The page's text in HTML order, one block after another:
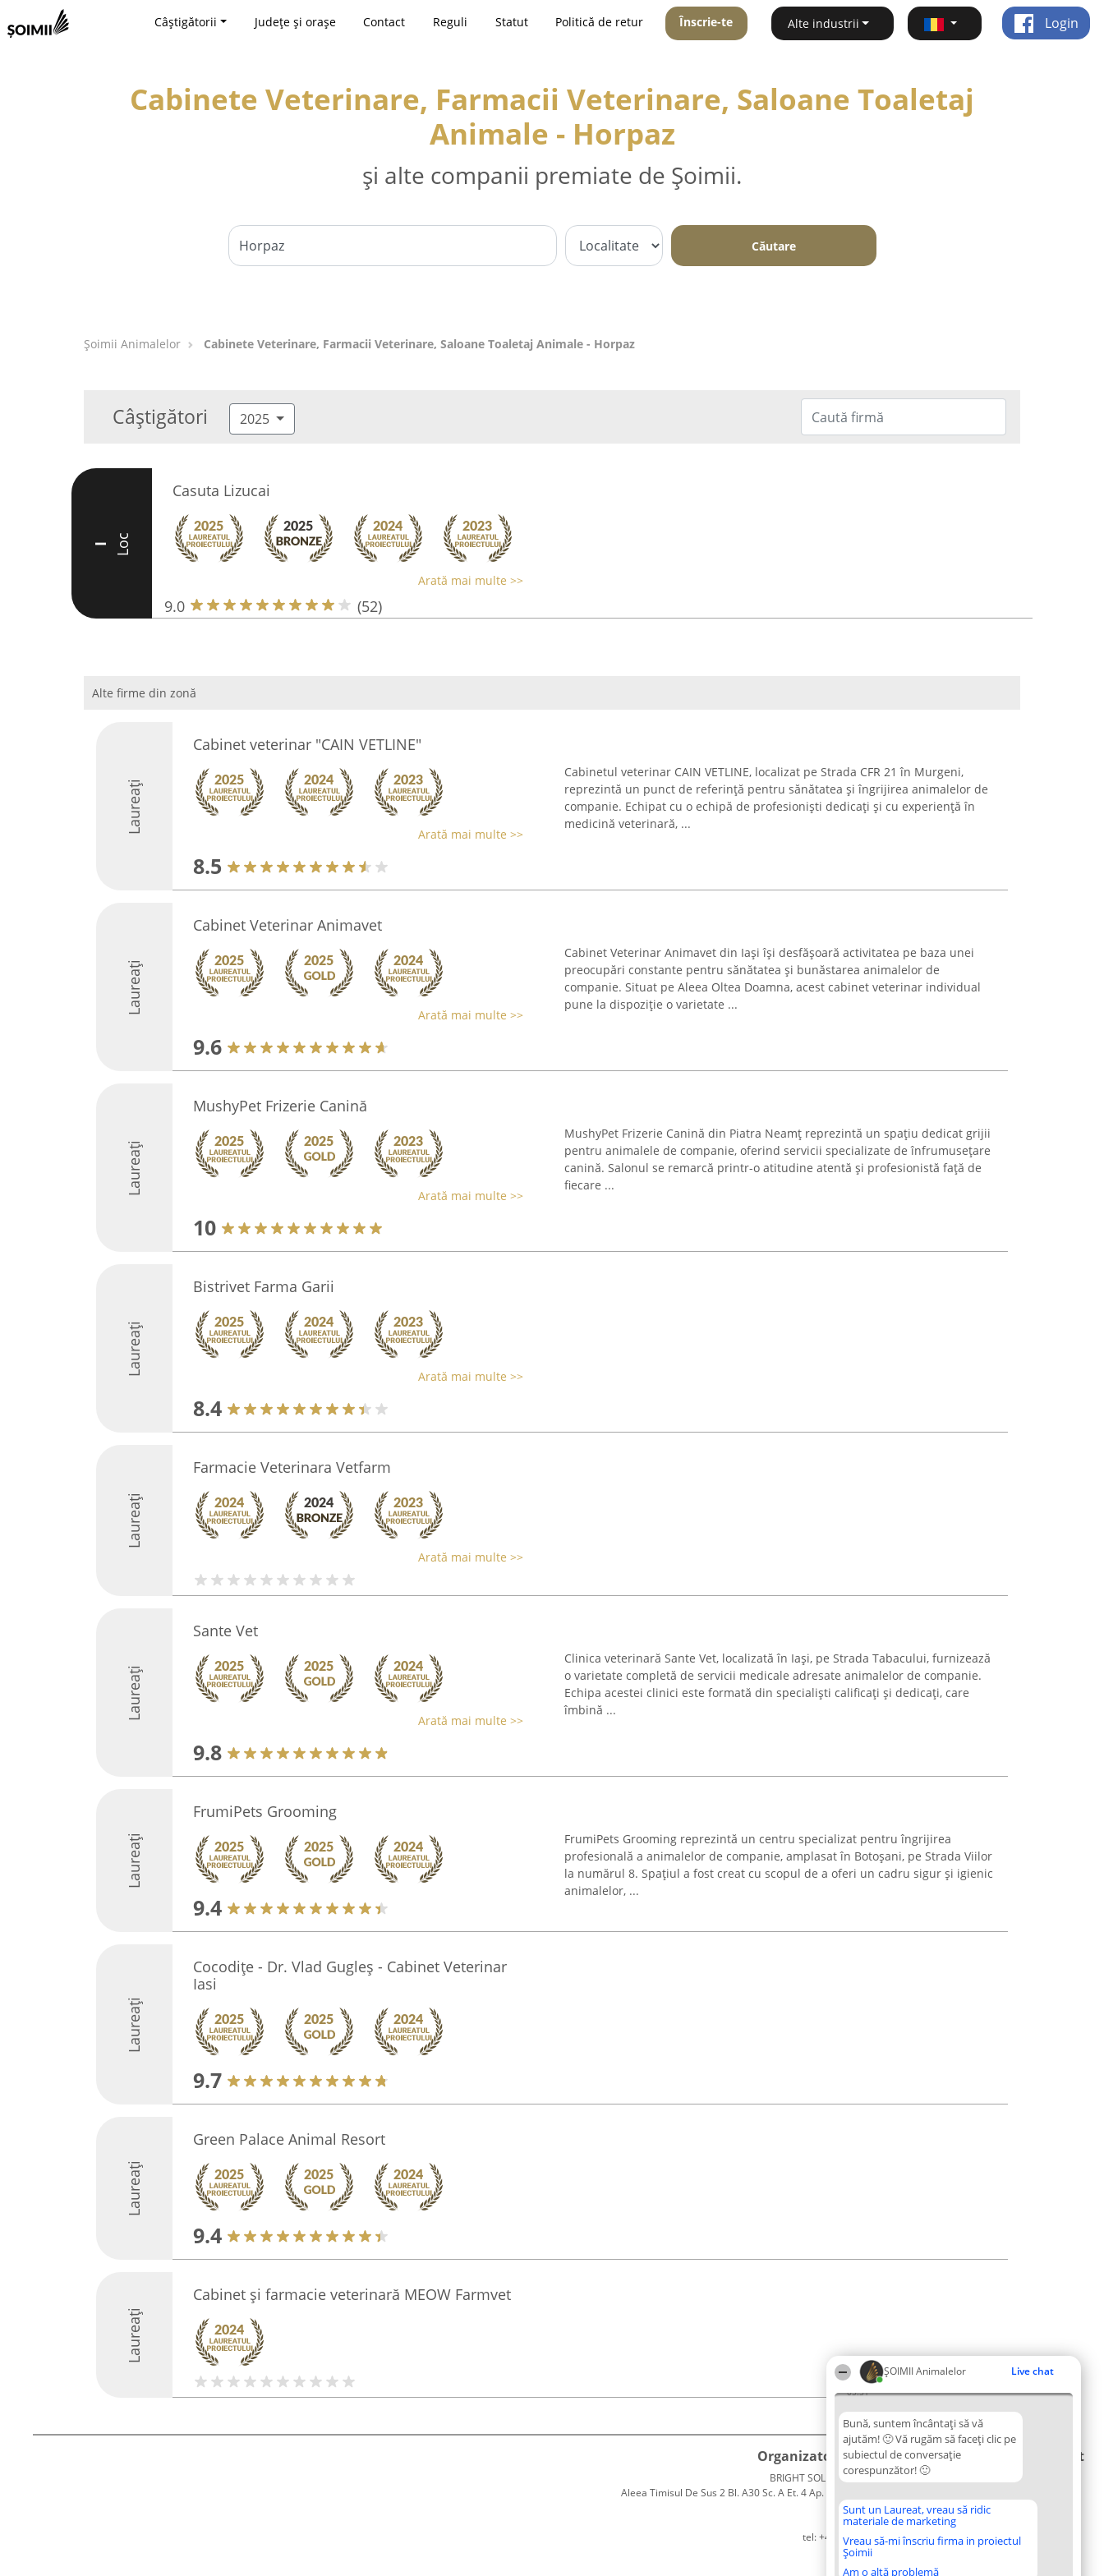
ŞOIMII Animalelor Live chat
05:51
Bună, suntem încântați să vă
ajutăm! 🙂 Vă rugăm să faceți clic pe
subiectul de conversație
corespunzător! 🙂
Sunt un Laureat, vreau să ridic
materiale de marketing
Vreau să-mi înscriu firma in proiectul
Șoimii
Am o altă problemă
Câștigătorii Județe și orașe Contact Reguli Statut Politică de retur Înscrie-te Alte industrii Login
Cabinete Veterinare, Farmacii Veterinare, Saloane Toaletaj
Animale - Horpaz
și alte companii premiate de Șoimii.
Căutare
Şoimii Animalelor Cabinete Veterinare, Farmacii Veterinare, Saloane Toaletaj Animale - Horpaz
Câștigători 2025
I Loc
Casuta Lizucai
Arată mai multe >>
9.0 (52)
Alte firme din zonă
Laureați
Cabinet veterinar "CAIN VETLINE"
Arată mai multe >>
8.5
Cabinetul veterinar CAIN VETLINE, localizat pe Strada CFR 21 în Murgeni,
reprezintă un punct de referință pentru sănătatea și îngrijirea animalelor de
companie. Echipat cu o echipă de profesioniști dedicați și cu experiență în
medicină veterinară, ...
Laureați
Cabinet Veterinar Animavet
Arată mai multe >>
9.6
Cabinet Veterinar Animavet din Iași își desfășoară activitatea pe baza unei
preocupări constante pentru sănătatea și bunăstarea animalelor de
companie. Situat pe Aleea Oltea Doamna, acest cabinet veterinar individual
pune la dispoziție o varietate ...
Laureați
MushyPet Frizerie Canină
Arată mai multe >>
10
MushyPet Frizerie Canină din Piatra Neamț reprezintă un spațiu dedicat grijii
pentru animalele de companie, oferind servicii specializate de înfrumusețare
canină. Salonul se remarcă printr-o atitudine atentă și profesionistă față de
fiecare ...
Laureați
Bistrivet Farma Garii
Arată mai multe >>
8.4
Laureați
Farmacie Veterinara Vetfarm
Arată mai multe >>
Laureați
Sante Vet
Arată mai multe >>
9.8
Clinica veterinară Sante Vet, localizată în Iași, pe Strada Tabacului, furnizează
o varietate completă de servicii medicale adresate animalelor de companie.
Echipa acestei clinici este formată din specialiști calificați și dedicați, care
îmbină ...
Laureați
FrumiPets Grooming
9.4
FrumiPets Grooming reprezintă un centru specializat pentru îngrijirea
profesională a animalelor de companie, amplasat în Botoșani, pe Strada Viilor
la numărul 8. Spațiul a fost creat cu scopul de a oferi un cadru sigur și igienic
animalelor, ...
Laureați
Cocodițe - Dr. Vlad Gugleș - Cabinet Veterinar
Iasi
9.7
Laureați
Green Palace Animal Resort
9.4
Laureați
Cabinet și farmacie veterinară MEOW Farmvet
Organizator Ranking
BRIGHT SOLUTIONS BR SRL
Aleea Timisul De Sus 2 Bl. A30 Sc. A Et. 4 Ap. 13 Cod 061952
București
CUI 36737675
tel: +40 770 990 492
Plebiscyt
Tuturor
Laureaților
Reguli
Contact